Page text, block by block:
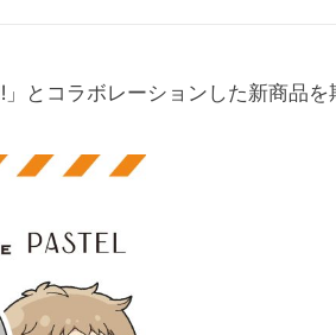
とコラボレーションした新商品を